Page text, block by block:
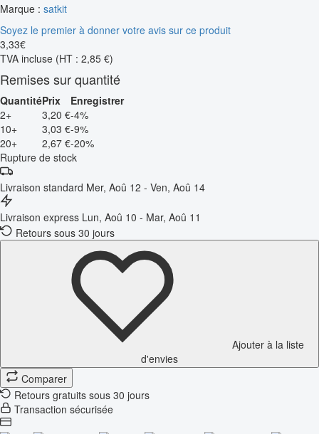
Marque : satkit
Soyez le premier à donner votre avis sur ce produit
3,33€
TVA incluse (HT : 2,85 €)
Remises sur quantité
QuantitéPrix
Enregistrer
2+
3,20 €-4%
10+
3,03 €-9%
20+
2,67 €-20%
Rupture de stock
Livraison standard Mer, Aoû 12 - Ven, Aoû 14
Livraison express Lun, Aoû 10 - Mar, Aoû 11
Retours sous 30 jours
Ajouter à la liste
d'envies
Comparer
Retours gratuits sous 30 jours
Transaction sécurisée